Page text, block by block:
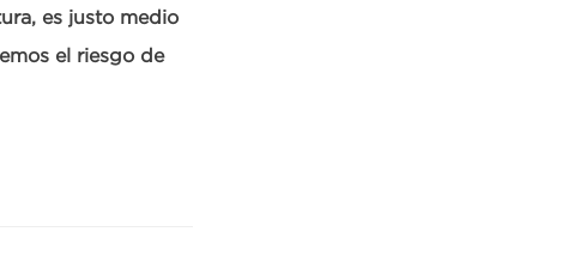
es justo medio
el riesgo de